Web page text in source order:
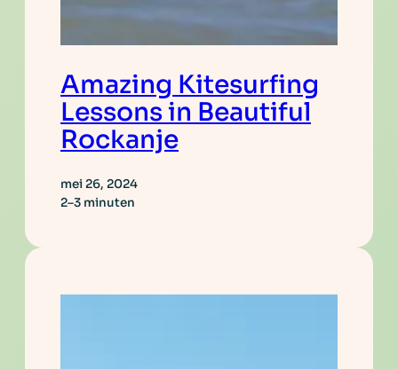
Amazing Kitesurfing
Lessons in Beautiful
Rockanje
mei 26, 2024
2–3 minuten